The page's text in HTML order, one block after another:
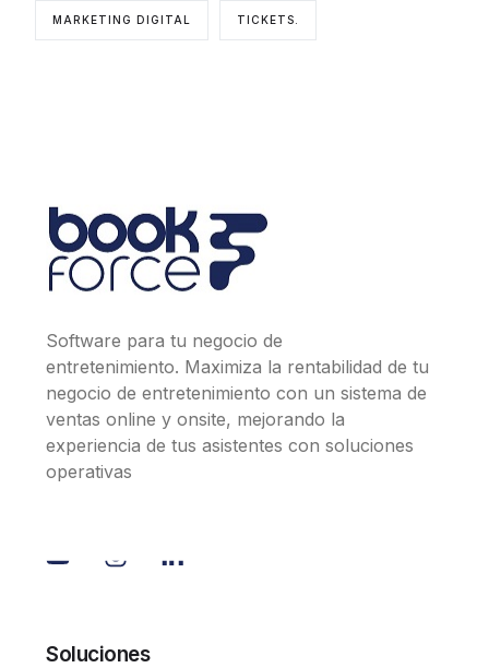
MARKETING DIGITAL TICKETS.
Software para tu negocio de
entretenimiento. Maximiza la rentabilidad de tu
negocio de entretenimiento con un sistema de
ventas online y onsite, mejorando la
experiencia de tus asistentes con soluciones
operativas
Soluciones